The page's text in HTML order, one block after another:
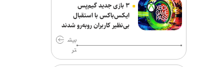
۳ بازی جدید گیم‌پس
ایکس‌باکس با استقبال
بی‌نظیر کاربران روبه‌رو شدند
بیش
تر